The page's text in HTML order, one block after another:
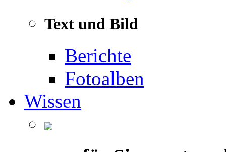
Text und Bild
Berichte
Fotoalben
Wissen